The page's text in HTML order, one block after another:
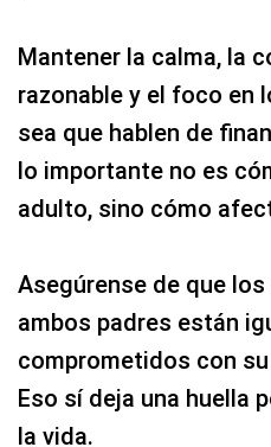
Mantener la calma, la
razonable y el foco en
sea que hablen de
lo importante no es
adulto, sino cómo
Asegúrense de que
ambos padres están
comprometidos con
Eso sí deja una huella
la vida.